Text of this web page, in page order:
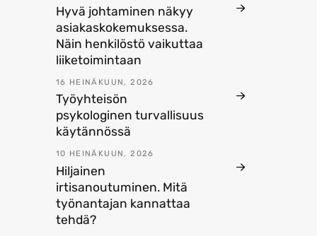
Hyvä johtaminen näkyy
asiakaskokemuksessa.
Näin henkilöstö vaikuttaa
liiketoimintaan
16 HEINÄKUUN, 2026
Työyhteisön
psykologinen turvallisuus
käytännössä
10 HEINÄKUUN, 2026
Hiljainen
irtisanoutuminen. Mitä
työnantajan kannattaa
tehdä?